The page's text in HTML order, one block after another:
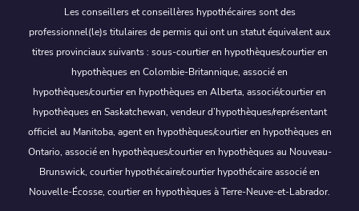
Les conseillers et conseillères hypothécaires sont des
professionnel(le)s titulaires de permis qui ont un statut équivalent aux
titres provinciaux suivants : sous-courtier en hypothèques/courtier en
hypothèques en Colombie-Britannique, associé en
hypothèques/courtier en hypothèques en Alberta, associé/courtier en
hypothèques en Saskatchewan, vendeur d’hypothèques/représentant
officiel au Manitoba, agent en hypothèques/courtier en hypothèques en
Ontario, associé en hypothèques/courtier en hypothèques au Nouveau-
Brunswick, courtier hypothécaire/courtier hypothécaire associé en
Nouvelle-Écosse, courtier en hypothèques à Terre-Neuve-et-Labrador.